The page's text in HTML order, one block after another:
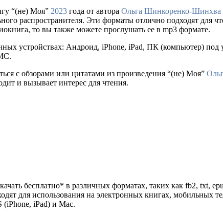
“(не) Моя” 2023 года от автора Ольга Шинкоренко-Шинхва
распространителя. Эти форматы отлично подходят для
то вы также можете прослушать ее в mp3 формате.
устройствах: Андроид, iPhone, iPad, ПК (компьютер)
с обзорами или цитатами из произведения “(не) Моя”
и вызывает интерес для чтения.
бесплатно* в различных форматах, таких как fb2, txt,
для использования на электронных книгах, мобильных
iPad) и Mac.